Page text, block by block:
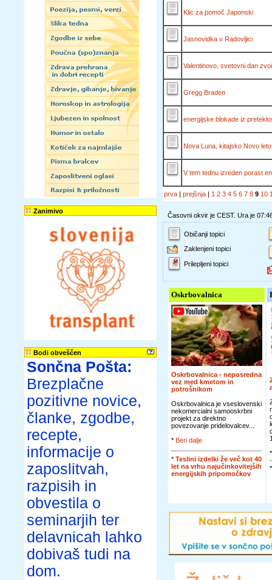
Zanimivo
Bodi obveščen
Sončna Pošta:
Brezplačne
pozitivne novice,
članke, zgodbe,
recepte,
informacije o
zaposlitvah,
razpisih in
obvestila o
seminarjih ter
delavnicah lahko
dobivaš tudi na
dom.
Klic za pomoč Japonski
Jasnovidka v Radovljici
Valentinovo, svetovni dan
Gregg Braden
energijske blokade iz
Nova Luna, kitajsko Novo
V tem tednu izreden porast
prva | prejšnja | 1 2 3 4 5 6 7 8 9 10
Časovni okvir je CEST. Ura je
Običanji topici
Zaklenjeni topici
Prilepljeni topici
Oskrbovalnica
Oskrbovalnica - neposredna
vez med kmetom in
potrošnikom
Oskrbovalnica je vseslovenski
nekomercialni samooskrbni
projekt za direktno
povezovanje pridelovalcev...
* Beri dalje
* Teslini izdelki že več kot 40
let na vrhu najučinkovitejših
energijskih pripomočkov